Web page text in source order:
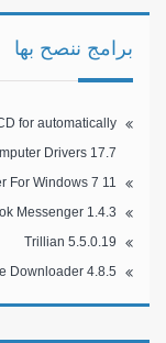
برامج ننصح بها
for automatically
Drivers 17.7
For Windows 7 11
Messenger 1.4.3
Trillian 5.5.0.19
Downloader 4.8.5